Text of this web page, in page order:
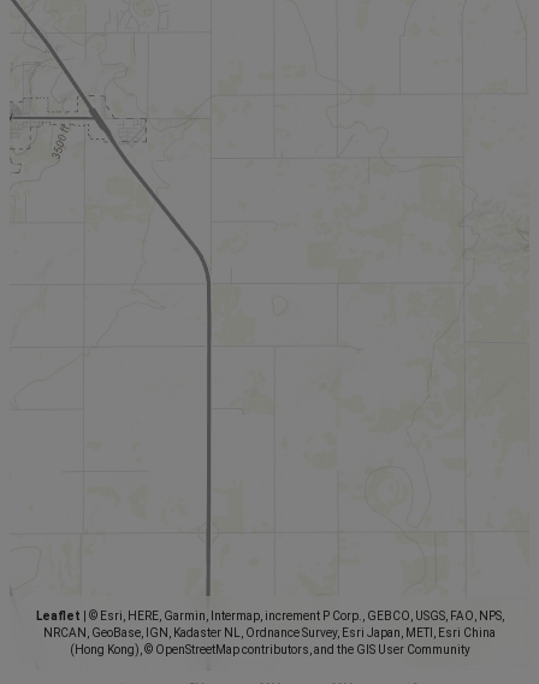
Leaflet
© Esri, HERE, Garmin, Intermap, increment P Corp., GEBCO, USGS, FAO, NPS,
NRCAN, GeoBase, IGN, Kadaster NL, Ordnance Survey, Esri Japan, METI, Esri China
(Hong Kong), © OpenStreetMap contributors, and the GIS User Community